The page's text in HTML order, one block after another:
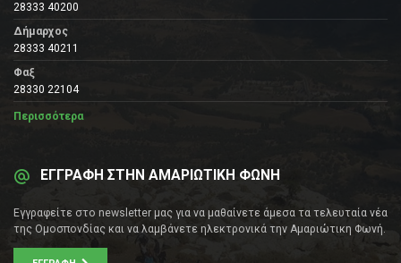
28333 40200
Δήμαρχος
28333 40211
Φαξ
28330 22104
Περισσότερα
ΕΓΓΡΑΦΗ ΣΤΗΝ ΑΜΑΡΙΩΤΙΚΗ ΦΩΝΗ
Εγγραφείτε στο newsletter μας για να μαθαίνετε άμεσα τα τελευταία νέα
της Ομοσπονδίας και να λαμβάνετε ηλεκτρονικά την Αμαριώτικη Φωνή.